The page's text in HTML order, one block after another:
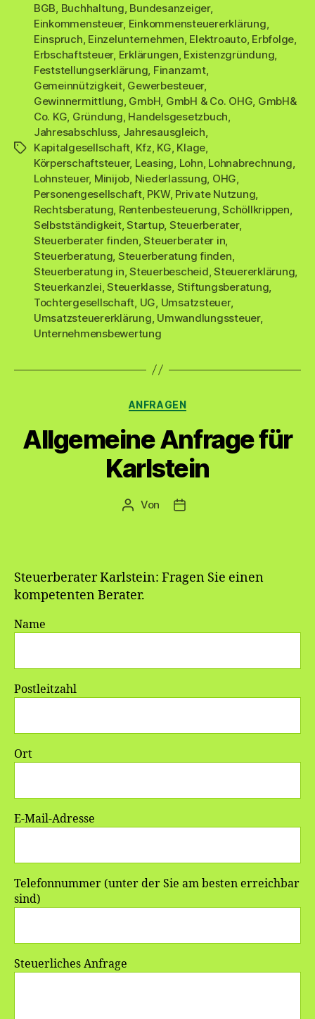
Schlagwörter
BGB Buchhaltung Bundesanzeiger,
Einkommensteuer, Einkommensteuererklärung
Einspruch Einzelunternehmen Elektroauto, Erbfolge
Erbschaftsteuer, Erklärungen Existenzgründung
Feststellungserklärung Finanzamt,
Gemeinnützigkeit, Gewerbesteuer,
Gewinnermittlung GmbH GmbH & Co. OHG GmbH&
Co. KG Gründung Handelsgesetzbuch
Jahresabschluss Jahresausgleich
Kapitalgesellschaft Kfz KG Klage
Körperschaftsteuer, Leasing Lohn Lohnabrechnung
Lohnsteuer, Minijob Niederlassung OHG
Personengesellschaft, PKW, Private Nutzung
Rechtsberatung Rentenbesteuerung ,Schöllkrippen
Selbstständigkeit,Startup, Steuerberater,
Steuerberater finden ,Steuerberater in
Steuerberatung Steuerberatung finden
Steuerberatung in ,Steuerbescheid ,Steuererklärung
Steuerkanzlei ,Steuerklasse Stiftungsberatung
Tochtergesellschaft UG Umsatzsteuer,
Umsatzsteuererklärung Umwandlungssteuer,
Unternehmensbewertung
Kategorien
ANFRAGEN
Allgemeine Anfrage für
Karlstein
Beitragsautor
Von Veröffentlichungsdatum
Steuerberater Karlstein: Fragen Sie einen
kompetenten Berater.
Name
Postleitzahl
Ort
E-Mail-Adresse
Telefonnummer (unter der Sie am besten erreichbar
sind)
Steuerliches Anfrage